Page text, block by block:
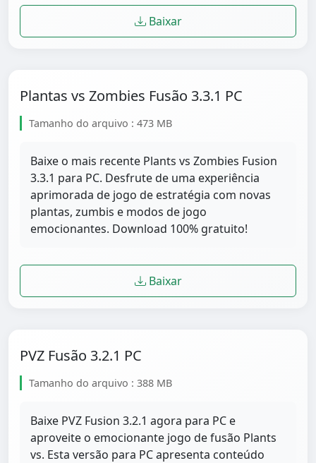
Baixar
Plantas vs Zombies Fusão 3.3.1 PC
Tamanho do arquivo : 473 MB
Baixe o mais recente Plants vs Zombies Fusion
3.3.1 para PC. Desfrute de uma experiência
aprimorada de jogo de estratégia com novas
plantas, zumbis e modos de jogo
emocionantes. Download 100% gratuito!
Baixar
PVZ Fusão 3.2.1 PC
Tamanho do arquivo : 388 MB
Baixe PVZ Fusion 3.2.1 agora para PC e
aproveite o emocionante jogo de fusão Plants
vs. Esta versão para PC apresenta conteúdo